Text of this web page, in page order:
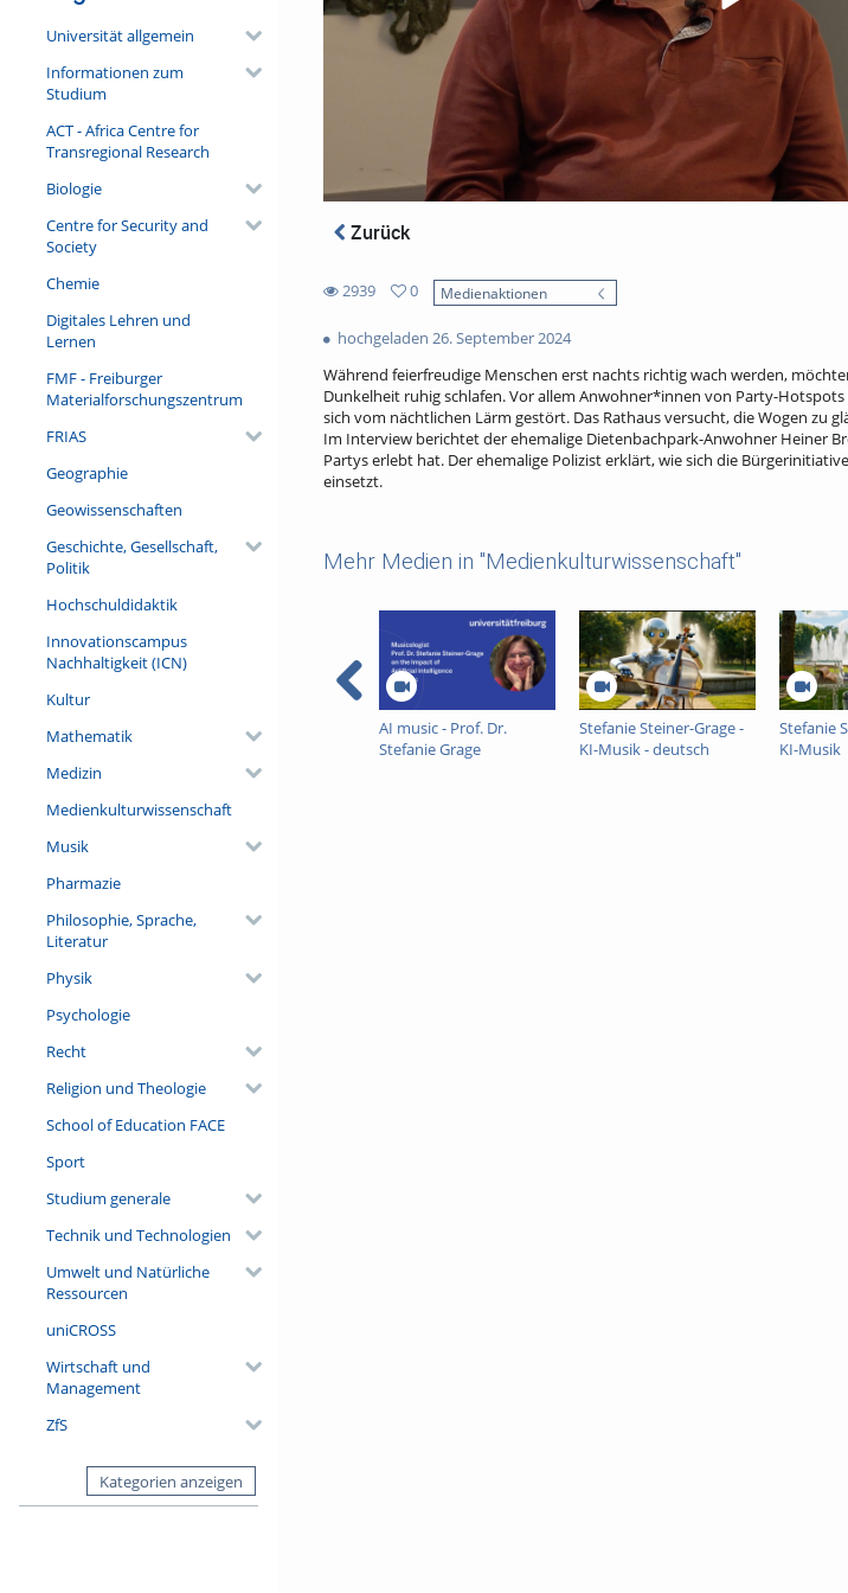
Universität allgemein
Informationen zum
Studium
ACT - Africa Centre for
Transregional Research
Biologie
Centre for Security and
Society
Chemie
Digitales Lehren und
Lernen
FMF - Freiburger
Materialforschungszentrum
FRIAS
Geographie
Geowissenschaften
Geschichte, Gesellschaft,
Politik
Hochschuldidaktik
Innovationscampus
Nachhaltigkeit (ICN)
Kultur
Mathematik
Medizin
Medienkulturwissenschaft
Musik
Pharmazie
Philosophie, Sprache,
Literatur
Physik
Psychologie
Recht
Religion und Theologie
School of Education FACE
Sport
Studium generale
Technik und Technologien
Umwelt und Natürliche
Ressourcen
uniCROSS
Wirtschaft und
Management
ZfS
Kategorien anzeigen
Zurück
2939
views
0
favorites
Medienaktionen
hochgeladen 26. September 2024
Während feierfreudige Menschen erst nachts richtig wach werden,
Dunkelheit ruhig schlafen. Vor allem Anwohner*innen von Party-
sich vom nächtlichen Lärm gestört. Das Rathaus versucht, die Wogen zu
Im Interview berichtet der ehemalige Dietenbachpark-Anwohner Heiner
Partys erlebt hat. Der ehemalige Polizist erklärt, wie sich die
einsetzt.
Mehr Medien in "Medienkulturwissenschaft"
AI music - Prof. Dr.
Stefanie Grage
Stefanie Steiner-Grage -
KI-Musik - deutsch
Stefanie
KI-Musik